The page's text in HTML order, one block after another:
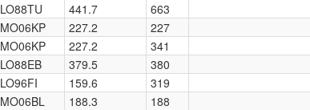
LO88TU 441.7
663
MO06KP 227.2
227
MO06KP 227.2
341
LO88EB 379.5
380
LO96FI 159.6
319
MO06BL 188.3
188